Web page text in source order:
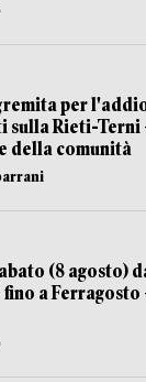
per
sulla Rieti-Terni
della comunità
(8 agosto)
a Ferragosto